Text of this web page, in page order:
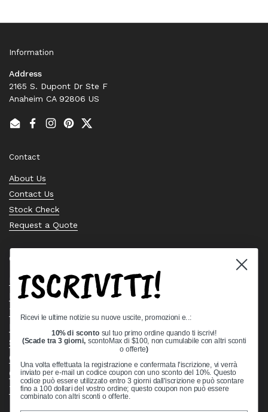
Information
Address
2165 S. Dupont Dr Ste F
Anaheim CA 92806 US
EmailFacebook
Instagram
PinterestTwitter
Contact
About Us
Contact Us
Stock Check
Request a Quote
Quick links
Bearing Knowledge Center
Privacy Policy
Terms & Conditions
Shipping Policy
Open Cookie Banner
Comprehensive Guide to Ball Bearings
Track your Order
ISCRIVITI!
Ricevi le ultime notizie su nuove uscite, promozioni e..:
10% di sconto sul tuo primo ordine quando ti iscrivi!
(Scade tra 3 giorni, scontoMax di $100, non cumulabile con altri sconti
o offerte)
Una volta effettuata la registrazione e confermata l'iscrizione, vi verrà
inviato per e-mail un codice coupon con uno sconto del 10%. Questo
codice può essere utilizzato entro 3 giorni dall'iscrizione e può scontare
fino a 100 dollari del vostro ordine; questo coupon non può essere
combinato con altri sconti o offerte.